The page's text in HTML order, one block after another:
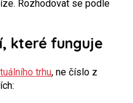
Rozhodovat se podle
které funguje
trhu, ne číslo z